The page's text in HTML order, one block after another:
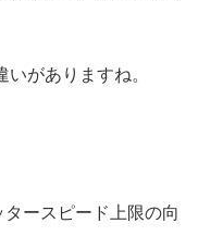
がありますね。
ースピード上限の向